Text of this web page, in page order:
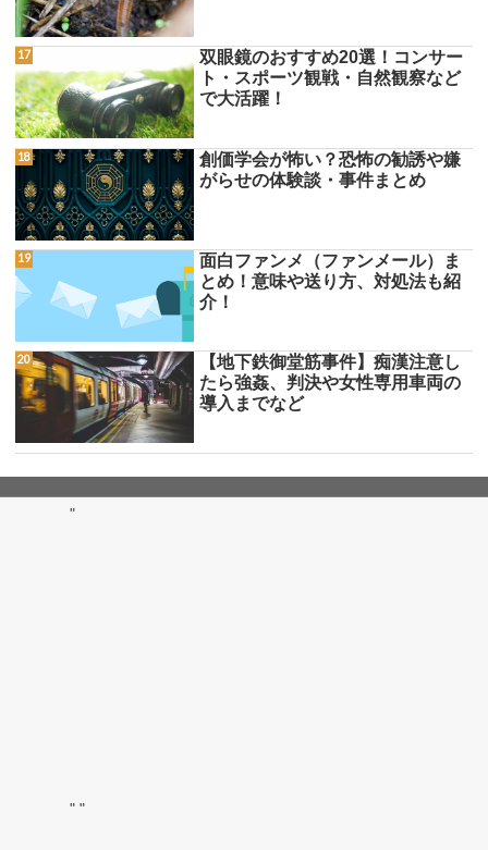
双眼鏡のおすすめ20選！コンサー
ト・スポーツ観戦・自然観察など
で大活躍！
創価学会が怖い？恐怖の勧誘や嫌
がらせの体験談・事件まとめ
面白ファンメ（ファンメール）ま
とめ！意味や送り方、対処法も紹
介！
【地下鉄御堂筋事件】痴漢注意し
たら強姦、判決や女性専用車両の
導入までなど
"
" "